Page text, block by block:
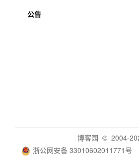
公告
博客园 © 2004-
浙公网安备 33010602011771号